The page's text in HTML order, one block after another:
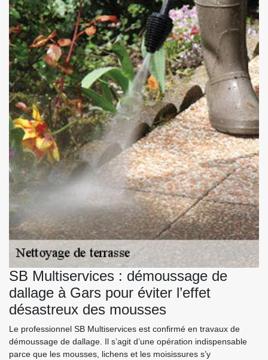
SB Multiservices : démoussage de
dallage à Gars pour éviter l’effet
désastreux des mousses
Le professionnel SB Multiservices est confirmé en travaux de
démoussage de dallage. Il s’agit d’une opération indispensable
parce que les mousses, lichens et les moisissures s’y